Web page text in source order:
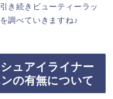
き続きビューティーラッ
調べていきますね♪
ュアイライナー
の有無について